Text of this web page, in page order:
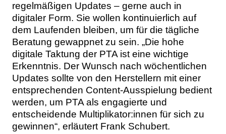
regelmäßigen Updates – gerne auch in
digitaler Form. Sie wollen kontinuierlich auf
dem Laufenden bleiben, um für die tägliche
Beratung gewappnet zu sein. „Die hohe
digitale Taktung der PTA ist eine wichtige
Erkenntnis. Der Wunsch nach wöchentlichen
Updates sollte von den Herstellern mit einer
entsprechenden Content-Ausspielung bedient
werden, um PTA als engagierte und
entscheidende Multiplikator:innen für sich zu
gewinnen“, erläutert Frank Schubert.